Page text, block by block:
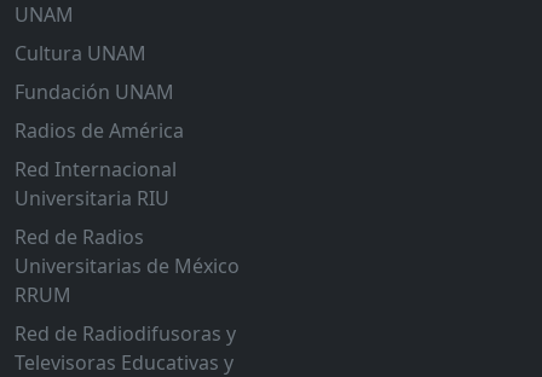
UNAM
Cultura UNAM
Fundación UNAM
Radios de América
Red Internacional
Universitaria RIU
Red de Radios
Universitarias de México
RRUM
Red de Radiodifusoras y
Televisoras Educativas y